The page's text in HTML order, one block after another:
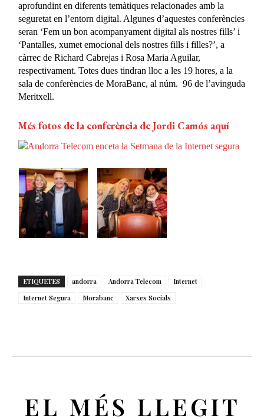
aprofundint en diferents temàtiques relacionades amb la
seguretat en l’entorn digital. Algunes d’aquestes conferències
seran ‘Fem un bon acompanyament digital als nostres fills’ i
‘Pantalles, xumet emocional dels nostres fills i filles?’, a
càrrec de Richard Cabrejas i Rosa Maria Aguilar,
respectivament. Totes dues tindran lloc a les 19 hores, a la
sala de conferències de MoraBanc, al núm. 96 de l’avinguda
Meritxell.
Més fotos de la conferència de Jordi Camós aquí
ETIQUETES andorra Andorra Telecom
Internet
Internet Segura
Morabanc Xarxes Socials
EL MÉS LLEGIT